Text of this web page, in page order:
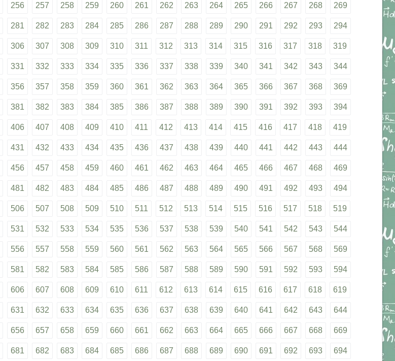
256 257 258 259 260 261 262 263 264 265 266 267 268 269
281 282 283 284 285 286 287 288 289 290 291 292 293 294
306 307 308 309 310 311 312 313 314 315 316 317 318 319
331 332 333 334 335 336 337 338 339 340 341 342 343 344
356 357 358 359 360 361 362 363 364 365 366 367 368 369
381 382 383 384 385 386 387 388 389 390 391 392 393 394
406 407 408 409 410 411 412 413 414 415 416 417 418 419
431 432 433 434 435 436 437 438 439 440 441 442 443 444
456 457 458 459 460 461 462 463 464 465 466 467 468 469
481 482 483 484 485 486 487 488 489 490 491 492 493 494
506 507 508 509 510 511 512 513 514 515 516 517 518 519
531 532 533 534 535 536 537 538 539 540 541 542 543 544
556 557 558 559 560 561 562 563 564 565 566 567 568 569
581 582 583 584 585 586 587 588 589 590 591 592 593 594
606 607 608 609 610 611 612 613 614 615 616 617 618 619
631 632 633 634 635 636 637 638 639 640 641 642 643 644
656 657 658 659 660 661 662 663 664 665 666 667 668 669
681 682 683 684 685 686 687 688 689 690 691 692 693 694